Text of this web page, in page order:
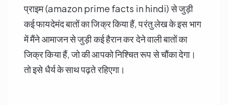
प्राइम (amazon prime facts in hindi) से जुड़ी
कई फायदेमंद बातों का जिक्र किया हैं, परंतु लेख के इस भाग
में मैंने आमाजन से जुड़ी कई हैरान कर देने वाली बातों का
जिक्र किया हैं, जो की आपको निश्चित रूप से चौंका देगा।
तो इसे धैर्य के साथ पढ़ते रहिएगा।